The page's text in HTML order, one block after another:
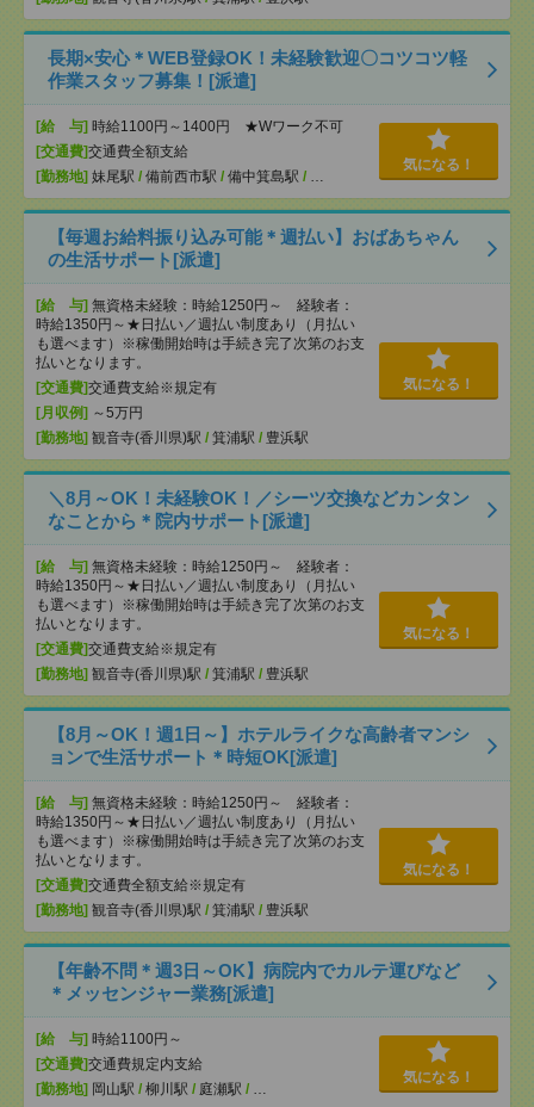
長期×安心＊WEB登録OK！未経験歓迎〇コツコツ軽
作業スタッフ募集！[派遣]
[給 与] 時給1100円～1400円 ★Wワーク不可
[交通費]交通費全額支給
[勤務地] 妹尾駅 / 備前西市駅 / 備中箕島駅 / …
気になる！
【毎週お給料振り込み可能＊週払い】おばあちゃん
の生活サポート[派遣]
[給 与] 無資格未経験：時給1250円～ 経験者：
時給1350円～★日払い／週払い制度あり（月払い
も選べます）※稼働開始時は手続き完了次第のお支
払いとなります。
[交通費]交通費支給※規定有
[月収例] ～5万円
[勤務地] 観音寺(香川県)駅 / 箕浦駅 / 豊浜駅
気になる！
＼8月～OK！未経験OK！／シーツ交換などカンタン
なことから＊院内サポート[派遣]
[給 与] 無資格未経験：時給1250円～ 経験者：
時給1350円～★日払い／週払い制度あり（月払い
も選べます）※稼働開始時は手続き完了次第のお支
払いとなります。
[交通費]交通費支給※規定有
[勤務地] 観音寺(香川県)駅 / 箕浦駅 / 豊浜駅
気になる！
【8月～OK！週1日～】ホテルライクな高齢者マンシ
ョンで生活サポート＊時短OK[派遣]
[給 与] 無資格未経験：時給1250円～ 経験者：
時給1350円～★日払い／週払い制度あり（月払い
も選べます）※稼働開始時は手続き完了次第のお支
払いとなります。
[交通費]交通費全額支給※規定有
[勤務地] 観音寺(香川県)駅 / 箕浦駅 / 豊浜駅
気になる！
【年齢不問＊週3日～OK】病院内でカルテ運びなど
＊メッセンジャー業務[派遣]
[給 与] 時給1100円～
[交通費]交通費規定内支給
[勤務地] 岡山駅 / 柳川駅 / 庭瀬駅 / …
気になる！